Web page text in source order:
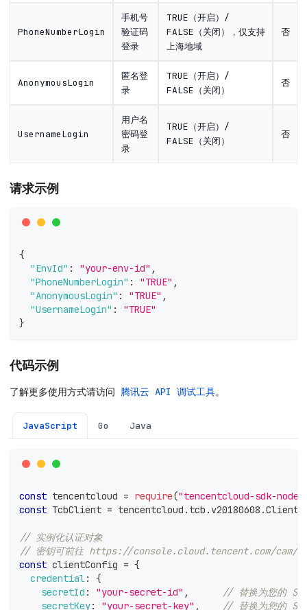
PhoneNumberLogin
手机号
验证码
登录
TRUE（开启）/
FALSE（关闭），仅支持
上海地域
否
AnonymousLogin
匿名登
录
TRUE（开启）/
FALSE（关闭）
否
UsernameLogin
用户名
密码登
录
TRUE（开启）/
FALSE（关闭）
否
请求示例
{
"EnvId" : "your-env-id" ,
"PhoneNumberLogin" : "TRUE" ,
"AnonymousLogin" : "TRUE" ,
"UsernameLogin" :
"TRUE"
}
代码示例
了解更多使用方式请访问 腾讯云 API 调试工具。
JavaScript Go Java
const tencentcloud = require("tencentcloud-sdk-
const TcbClient = tencentcloud . tcb . v20180608 .Client
// 实例化认证对象
// 密钥可前往 https://console.cloud.tencent.com/cam/
const clientConfig = {
credential:
{
secretId : "your-secret-id" ,
// 替换为您的
secretKey: "your-secret-key" ,
// 替换为您的